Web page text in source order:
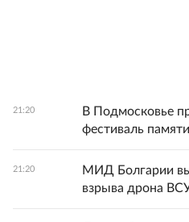
21:20
В Подмосковье
фестиваль
21:20
МИД Болгарии
взрыва дрона